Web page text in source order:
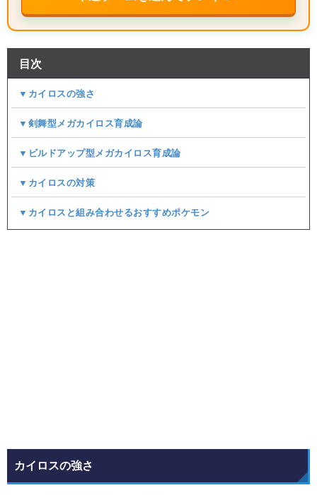
目次
▼カイロスの強さ
▼剣舞型メガカイロス育成論
▼ビルドアップ型メガカイロス育成論
▼カイロスの対策
▼カイロスと組み合わせるおすすめポケモン
カイロスの強さ